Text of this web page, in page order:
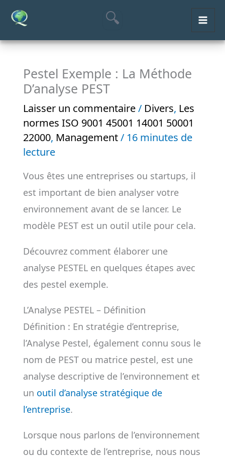
Aller
contenu
Pestel Exemple : La Méthode
D’analyse PEST
Laisser un commentaire / Divers, Les
normes ISO 9001 45001 14001 50001
22000, Management/ 16 minutes de
lecture
Vous êtes une entreprises ou startups, il
est important de bien analyser votre
environnement avant de se lancer. Le
modèle PEST est un outil utile pour cela.
Découvrez comment élaborer une
analyse PESTEL en quelques étapes avec
des pestel exemple.
L’Analyse PESTEL – Définition
Définition : En stratégie d’entreprise,
l’Analyse Pestel, également connu sous le
nom de PEST ou matrice pestel, est une
analyse descriptive de l’environnement et
un outil d’analyse stratégique de
l’entreprise.
Lorsque nous parlons de l’environnement
ou du contexte de l’entreprise, nous nous